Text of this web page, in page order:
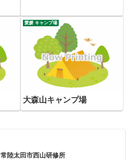
愛媛 キャンプ場
大森山キャンプ場
常陸太田市西山研修所